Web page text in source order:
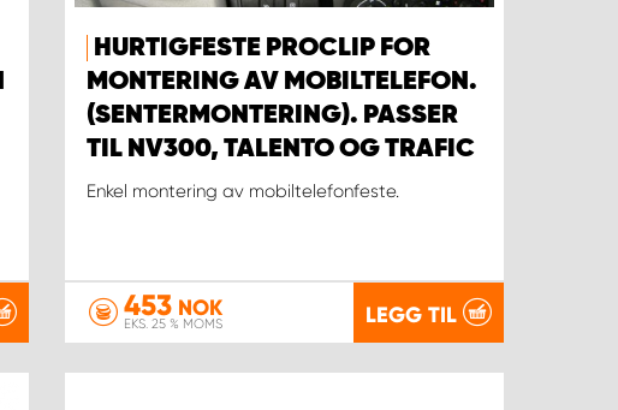
HURTIGFESTE PROCLIP FOR
MONTERING AV MOBILTELEFON.
(SENTERMONTERING). PASSER
TIL NV300, TALENTO OG TRAFIC
Enkel montering av mobiltelefonfeste.
453 NOK
EKS. 25 % MOMS LEGG TIL